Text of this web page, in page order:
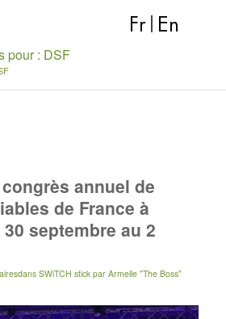
Fr En
pour : DSF
annuel de
de France à
septembre au 2
dans SWiTCH stick par Armelle "The Boss"